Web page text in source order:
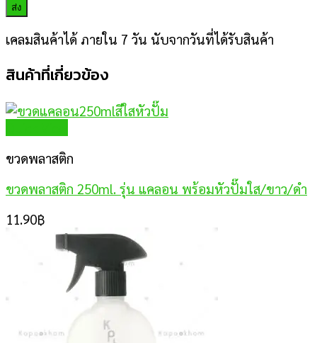
เคลมสินค้าได้ ภายใน 7 วัน นับจากวันที่ได้รับสินค้า
สินค้าที่เกี่ยวข้อง
ขวดพลาสติก
ขวดพลาสติก 250ml. รุ่น แคลอน พร้อมหัวปั๊มใส/ขาว/ดำ
11.90฿